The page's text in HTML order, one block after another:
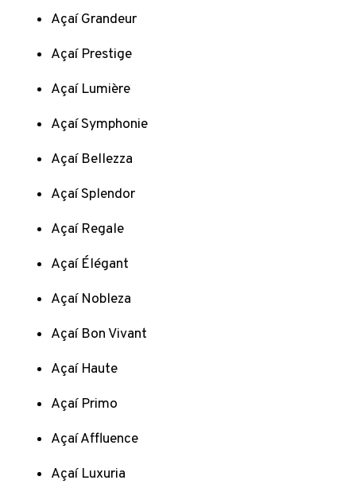
Açaí Grandeur
Açaí Prestige
Açaí Lumière
Açaí Symphonie
Açaí Bellezza
Açaí Splendor
Açaí Regale
Açaí Élégant
Açaí Nobleza
Açaí Bon Vivant
Açaí Haute
Açaí Primo
Açaí Affluence
Açaí Luxuria